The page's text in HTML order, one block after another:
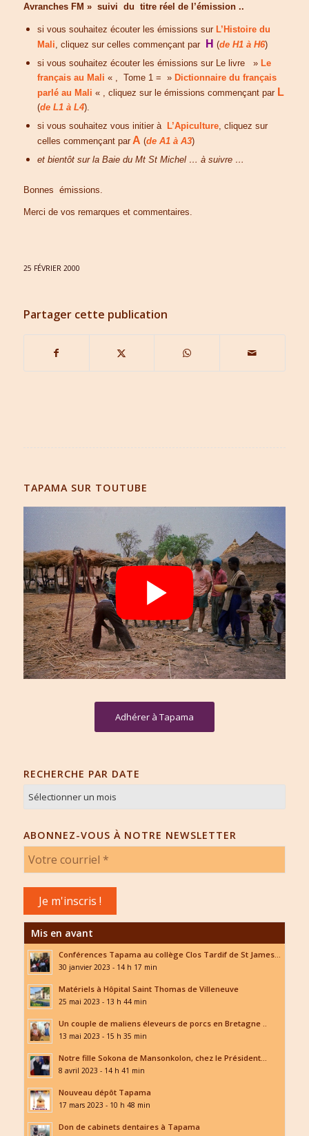
Avranches FM » suivi du titre réel de l’émission ..
si vous souhaitez écouter les émissions sur L’Histoire du
Mali , cliquez sur celles commençant par H (de H1 à H6)
si vous souhaitez écouter les émissions sur Le livre » Le
français au Mali « , Tome 1 = » Dictionnaire du français
parlé au Mali « , cliquez sur le émissions commençant parL
(de L1 à L4).
si vous souhaitez vous initier à
L’Apiculture, cliquez sur
celles commençant parA (de A1 à A3)
et bientôt sur la Baie du Mt St Michel … à suivre …
Bonnes émissions.
Merci de vos remarques et commentaires.
25 FÉVRIER 2000
Partager cette publication
TAPAMA SUR TOUTUBE
Adhérer à Tapama
RECHERCHE PAR DATE
ABONNEZ-VOUS À NOTRE NEWSLETTER
Mis en avant
Conférences Tapama au collège Clos Tardif de St James...
30 janvier 2023 - 14 h 17 min
Matériels à Hôpital Saint Thomas de Villeneuve
25 mai 2023 - 13 h 44 min
Un couple de maliens éleveurs de porcs en Bretagne ..
13 mai 2023 - 15 h 35 min
Notre fille Sokona de Mansonkolon, chez le Président...
8 avril 2023 - 14 h 41 min
Nouveau dépôt Tapama
17 mars 2023 - 10 h 48 min
Don de cabinets dentaires à Tapama